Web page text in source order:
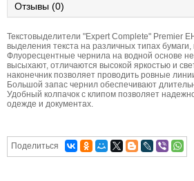
Отзывы (0)
Текстовыделители "Expert Complete" Premier
выделения текста на различных типах
Флуоресцентные чернила на водной основе
высыхают, отличаются высокой яркостью и
наконечник позволяет проводить ровные
Большой запас чернил обеспечивают
Удобный колпачок с клипом позволяет
одежде и документах.
Поделиться